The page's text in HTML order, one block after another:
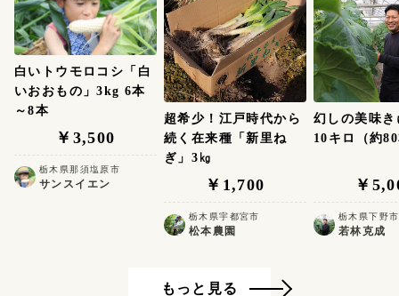
白いトウモロコシ「白
いおおもの」3kg 6本
～8本
￥3,500
栃木県那須塩原市
サンスイエン
超希少！江戸時代から
続く在来種「新里ね
ぎ」3㎏
￥1,700
栃木県宇都宮市
松本農園
幻しの美味
10キロ（約
￥
栃木県下野市
若林克成
もっと見る